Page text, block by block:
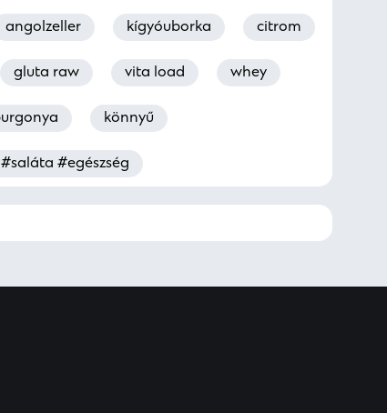
angolzeller kígyóuborka citrom
gluta raw vita load whey
könnyű
#egészség